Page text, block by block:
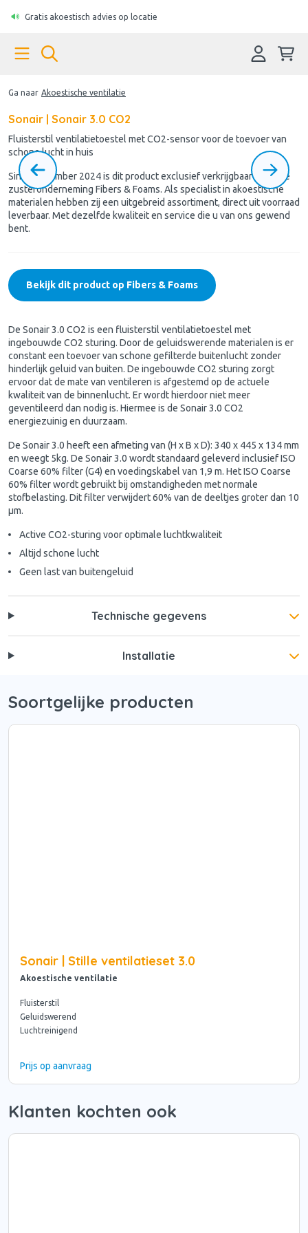
Gratis akoestisch advies op locatie
Ga naar Akoestische ventilatie
Sonair | Sonair 3.0 CO2
Fluisterstil ventilatietoestel met CO2-sensor voor de toevoer van
schone lucht in huis
Sinds november 2024 is dit product exclusief verkrijgbaar via onze
zusteronderneming Fibers & Foams. Als specialist in akoestische
materialen hebben zij een uitgebreid assortiment, direct uit voorraad
leverbaar. Met dezelfde kwaliteit en service die u van ons gewend
bent.
Bekijk dit product op Fibers & Foams
De Sonair 3.0 CO2 is een fluisterstil ventilatietoestel met
ingebouwde CO2 sturing. Door de geluidswerende materialen is er
constant een toevoer van schone gefilterde buitenlucht zonder
hinderlijk geluid van buiten. De ingebouwde CO2 sturing zorgt
ervoor dat de mate van ventileren is afgestemd op de actuele
kwaliteit van de binnenlucht. Er wordt hierdoor niet meer
geventileerd dan nodig is. Hiermee is de Sonair 3.0 CO2
energiezuinig en duurzaam.
De Sonair 3.0 heeft een afmeting van (H x B x D): 340 x 445 x 134 mm
en weegt 5kg. De Sonair 3.0 wordt standaard geleverd inclusief ISO
Coarse 60% filter (G4) en voedingskabel van 1,9 m. Het ISO Coarse
60% filter wordt gebruikt bij omstandigheden met normale
stofbelasting. Dit filter verwijdert 60% van de deeltjes groter dan 10
μm.
Active CO2-sturing voor optimale luchtkwaliteit
Altijd schone lucht
Geen last van buitengeluid
Technische gegevens
Installatie
Soortgelijke producten
Sonair | Stille ventilatieset 3.0
Akoestische ventilatie
Fluisterstil
Geluidswerend
Luchtreinigend
Prijs op aanvraag
Klanten kochten ook